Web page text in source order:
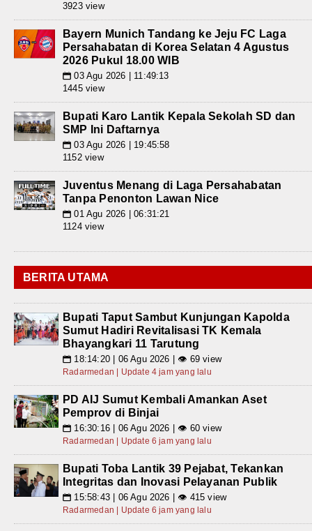
3923 view
Bayern Munich Tandang ke Jeju FC Laga
Persahabatan di Korea Selatan 4 Agustus
2026 Pukul 18.00 WIB
📅 03 Agu 2026 | 11:49:13
1445 view
Bupati Karo Lantik Kepala Sekolah SD dan
SMP Ini Daftarnya
📅 03 Agu 2026 | 19:45:58
1152 view
Juventus Menang di Laga Persahabatan
Tanpa Penonton Lawan Nice
📅 01 Agu 2026 | 06:31:21
1124 view
BERITA UTAMA
Bupati Taput Sambut Kunjungan Kapolda
Sumut Hadiri Revitalisasi TK Kemala
Bhayangkari 11 Tarutung
📅 18:14:20 | 06 Agu 2026 | 👁 69 view
Radarmedan | Update 4 jam yang lalu
PD AIJ Sumut Kembali Amankan Aset
Pemprov di Binjai
📅 16:30:16 | 06 Agu 2026 | 👁 60 view
Radarmedan | Update 6 jam yang lalu
Bupati Toba Lantik 39 Pejabat, Tekankan
Integritas dan Inovasi Pelayanan Publik
📅 15:58:43 | 06 Agu 2026 | 👁 415 view
Radarmedan | Update 6 jam yang lalu